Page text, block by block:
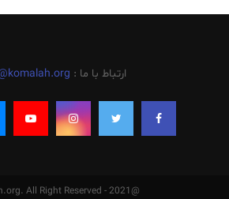
ارتباط با ما :
@2021 - komalah.org. All Right Reserved